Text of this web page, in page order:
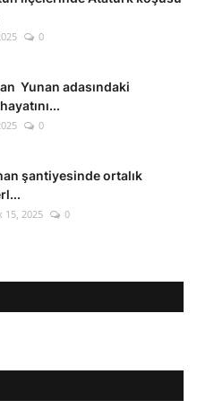
0
Yunan adasındaki
0
şantiyesinde ortalık
15, 2025 0